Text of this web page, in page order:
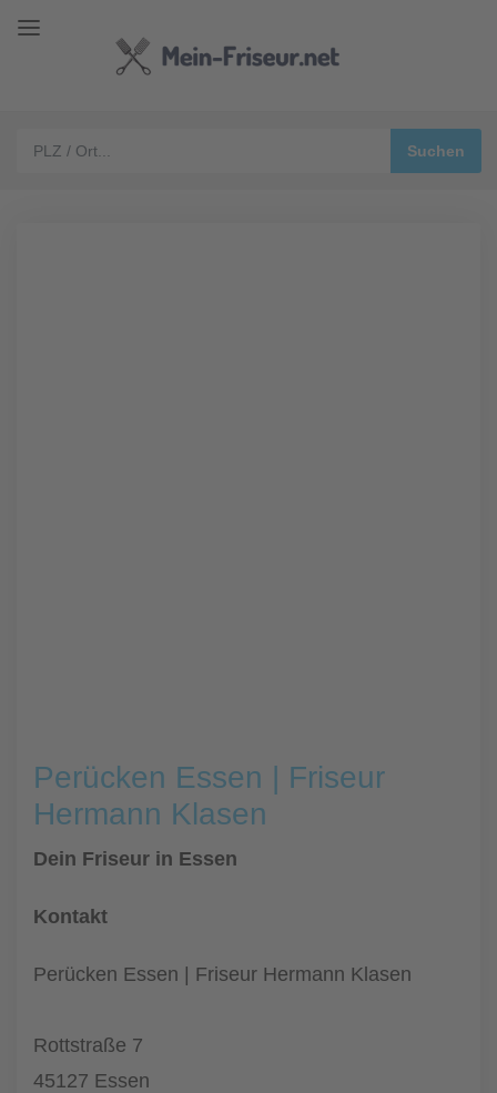
Perücken Essen | Friseur
Hermann Klasen
Dein Friseur in Essen
Kontakt
Perücken Essen | Friseur Hermann Klasen
Rottstraße 7
45127 Essen